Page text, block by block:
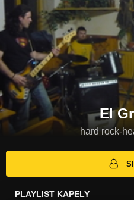
El
hard rock-
PLAYLIST KAPELY